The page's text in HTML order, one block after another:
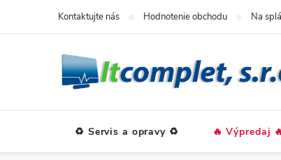
Kontaktujte nás Hodnotenie obchodu Na
♻️ Servis a opravy ♻️ 🔥 Výpredaj